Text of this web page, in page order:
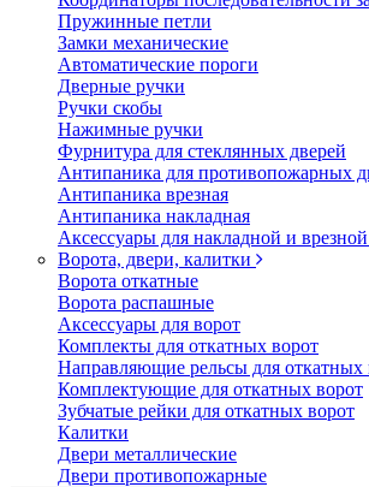
Пружинные петли
Замки механические
Автоматические пороги
Дверные ручки
Ручки скобы
Нажимные ручки
Фурнитура для стеклянных дверей
Антипаника для противопожарных
Антипаника врезная
Антипаника накладная
Аксессуары для накладной и
Ворота, двери, калитки
Ворота откатные
Ворота распашные
Аксессуары для ворот
Комплекты для откатных ворот
Направляющие рельсы для откатных
Комплектующие для откатных ворот
Зубчатые рейки для откатных ворот
Калитки
Двери металлические
Двери противопожарные